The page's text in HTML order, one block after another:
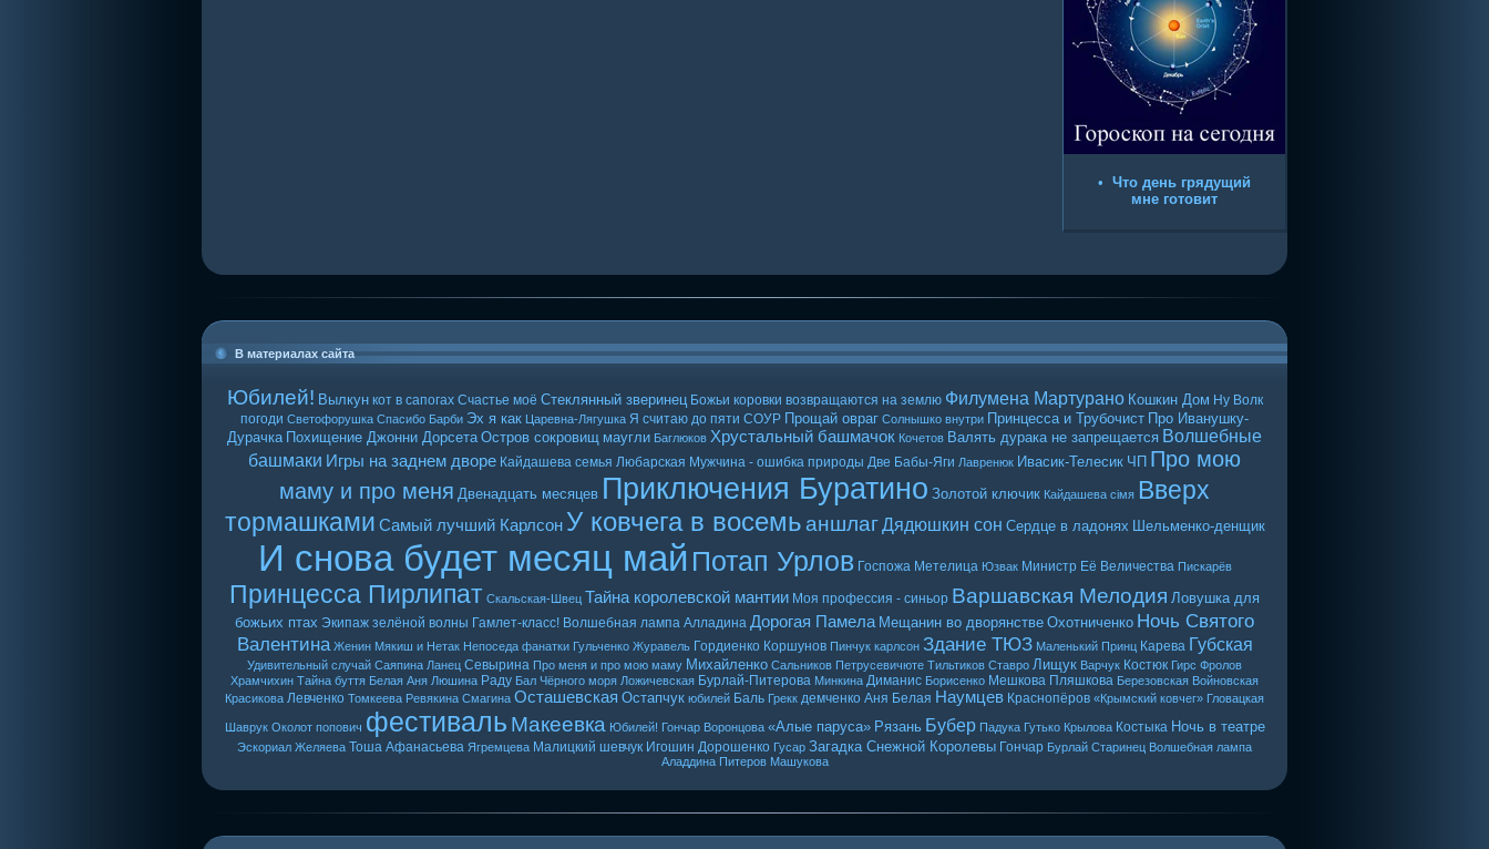
• Что день грядущий
мне готовит
В материалах сайта
Юбилей! Вылкун кот в сапогах Счастье моё Стеклянный зверинец Божьи коровки возвращаются на землю Филумена Мартурано Кошкин Дом Ну Волк
погоди Светофорушка Спасибо Барби Эх я как Царевна-Лягушка Я считаю до пяти СОУР Прощай овраг Солнышко внутри Принцесса и Трубочист Про Иванушку-
Дурачка Похищение Джонни Дорсета Остров сокровищ маугли Баглюков Хрустальный башмачок Кочетов Валять дурака не запрещается Волшебные
башмаки Игры на заднем дворе Кайдашева семья Любарская Мужчина - ошибка природы Две Бабы-Яги Лавренюк Ивасик-Телесик ЧП Про мою
маму и про меня Двенадцать месяцев Приключения Буратино Золотой ключик Кайдашева сiмя Вверх
тормашками Самый лучший Карлсон У ковчега в восемь аншлаг Дядюшкин сон Сердце в ладонях Шельменко-денщик
И снова будет месяц май Потап Урлов Госпожа Метелица Юзвак Министр Её Величества Пискарёв
Принцесса Пирлипат Скальская-Швец Тайна королевской мантии Моя профессия - синьор Варшавская Мелодия Ловушка для
божьих птах Экипаж зелёной волны Гамлет-класс! Волшебная лампа Алладина Дорогая Памела Мещанин во дворянстве Охотниченко Ночь Святого
Валентина Женин Мякиш и Нетак Непоседа фанатки Гульченко Журавель Гордиенко Коршунов Пинчук карлсон Здание ТЮЗ Маленький Принц Карева Губская
Удивительный случай Саяпина Ланец Севырина Про меня и про мою маму Михайленко Сальников Петрусевичюте Тильтиков Ставро Лищук Варчук Костюк Гирс Фролов
Храмчихин Тайна буття Белая Аня Люшина Раду Бал Чёрного моря Ложичевская Бурлай-Питерова Минкина Диманис Борисенко Мешкова Пляшкова Березовская Войновская
Красикова Левченко Томкеева Ревякина Смагина Осташевская Остапчук юбилей Баль Грекк демченко Аня Белая Наумцев Краснопёров «Крымский ковчег» Гловацкая
Шаврук Околот попович фестиваль Макеевка Юбилей! Гончар Воронцова «Алые паруса» Рязань Бубер Падука Гутько Крылова Костыка Ночь в театре
Эскориал Желяева Тоша Афанасьева Ягремцева Малицкий шевчук Игошин Дорошенко Гусар Загадка Снежной Королевы Гончар Бурлай Старинец Волшебная лампа
Аладдина Питеров Машукова